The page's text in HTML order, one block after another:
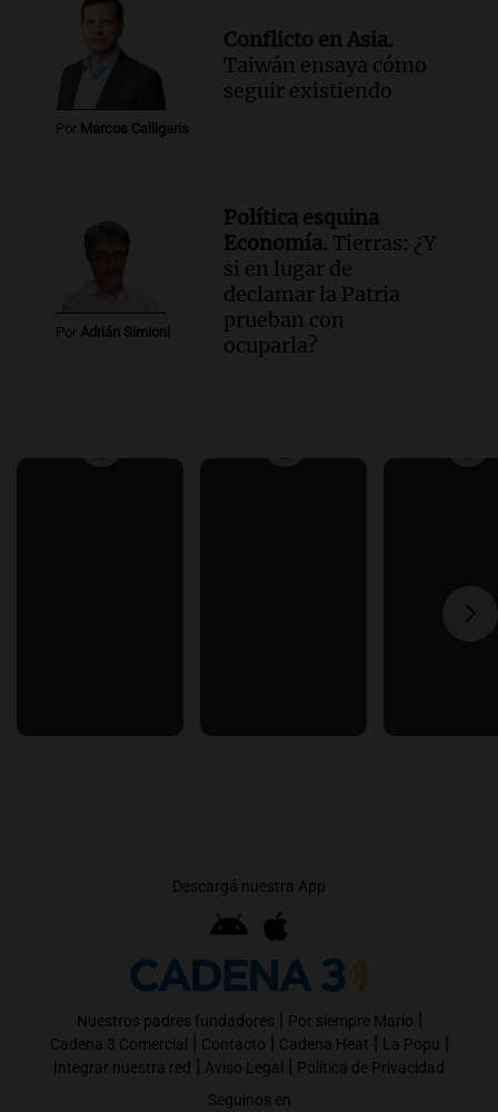
Por Marcos Calligaris
Conflicto en Asia.
Taiwán ensaya cómo
seguir existiendo
Por Adrián Simioni
Política esquina
Economía. Tierras: ¿Y
si en lugar de
declamar la Patria
prueban con
ocuparla?
Descargá nuestra App
Nuestros padres fundadores | Por siempre Mario |
Cadena 3 Comercial | Contacto | Cadena Heat | La Popu |
Integrar nuestra red | Aviso Legal | Política de Privacidad
Seguinos en